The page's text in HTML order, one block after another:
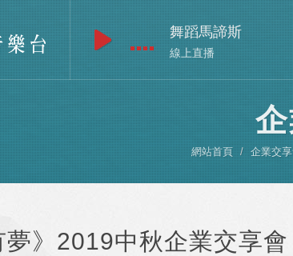
舞蹈馬諦斯
線上直播